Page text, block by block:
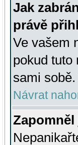
Jak
právě
Ve vašem
pokud tuto
sami
Návrat